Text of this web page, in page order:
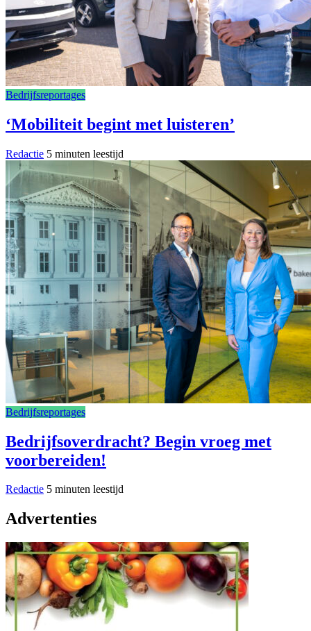
Bedrijfsreportages
‘Mobiliteit begint met luisteren’
Redactie 5 minuten leestijd
Bedrijfsreportages
Bedrijfsoverdracht? Begin vroeg met
voorbereiden!
Redactie 5 minuten leestijd
Advertenties